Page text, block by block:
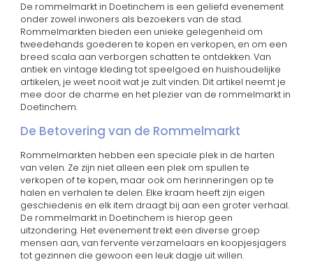
De rommelmarkt in Doetinchem is een geliefd evenement
onder zowel inwoners als bezoekers van de stad.
Rommelmarkten bieden een unieke gelegenheid om
tweedehands goederen te kopen en verkopen, en om een
breed scala aan verborgen schatten te ontdekken. Van
antiek en vintage kleding tot speelgoed en huishoudelijke
artikelen, je weet nooit wat je zult vinden. Dit artikel neemt je
mee door de charme en het plezier van de rommelmarkt in
Doetinchem.
De Betovering van de Rommelmarkt
Rommelmarkten hebben een speciale plek in de harten
van velen. Ze zijn niet alleen een plek om spullen te
verkopen of te kopen, maar ook om herinneringen op te
halen en verhalen te delen. Elke kraam heeft zijn eigen
geschiedenis en elk item draagt bij aan een groter verhaal.
De rommelmarkt in Doetinchem is hierop geen
uitzondering. Het evenement trekt een diverse groep
mensen aan, van fervente verzamelaars en koopjesjagers
tot gezinnen die gewoon een leuk dagje uit willen.